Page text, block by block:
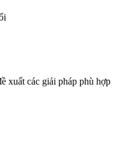
xuất các giải pháp phù hợp